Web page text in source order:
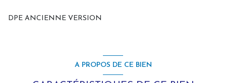
Une opportunité au Touquet, alliant emplacement privilégié, cachet
DPE ANCIENNE VERSION
A PROPOS DE CE BIEN